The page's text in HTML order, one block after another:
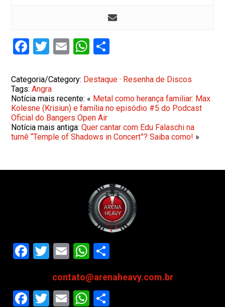
Facebook
Twitter
EmailWhatsApp
Categoria/Category: Destaque · Resenha de Discos
Tags:Angra
Notícia mais recente: « Metal como herança familiar: Max
Kolesne (Krisiun) e família no episódio #5 do Podcast
Oficial do Bangers Open Air
Notícia mais antiga:Quer cantar com Edu Falaschi na
turnê “Temple of Shadows in Concert”? Saiba como! »
Facebook
Twitter
EmailWhatsApp
contato@arenaheavy.com.br
Facebook
Twitter
EmailWhatsApp